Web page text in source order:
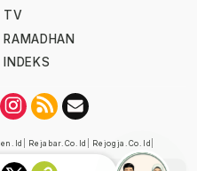
TV
RAMADHAN
INDEKS
Rejabar.co.id Rejogja.co.id